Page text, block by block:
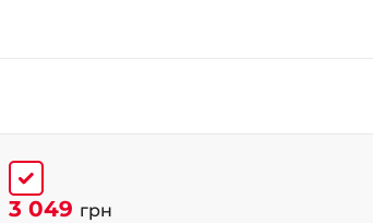
3 049 грн